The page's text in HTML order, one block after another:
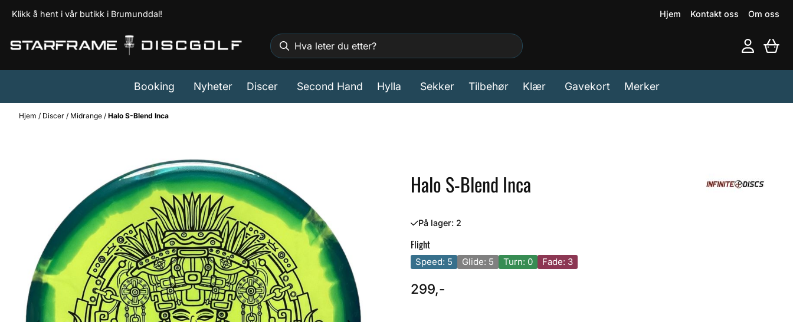
Hopp til innhold
Klikk å hent i vår butikk i Brumunddal! Hjem Kontakt oss Om oss
Booking Nyheter Discer Second Hand Hylla Sekker Tilbehør Klær Gavekort Merker
Hjem / Discer / Midrange / Halo S-Blend Inca
Halo S-Blend Inca
På lager: 2
Flight
Speed: 5 Glide: 5 Turn: 0 Fade: 3
299,-